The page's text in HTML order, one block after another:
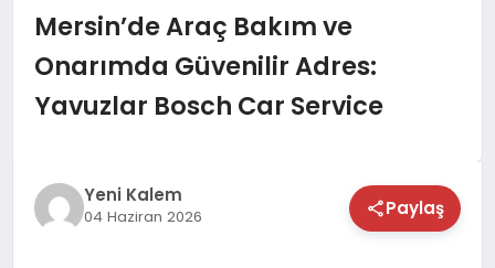
YAŞAM
SAĞLIK
Mersin’de Araç Bakım ve
Onarımda Güvenilir Adres:
Yavuzlar Bosch Car Service
Yeni Kalem
04 Haziran 2026 Paylaş